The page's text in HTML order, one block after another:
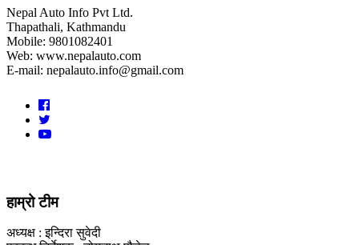
Nepal Auto Info Pvt Ltd.
Thapathali, Kathmandu
Mobile: 9801082401
Web: www.nepalauto.com
E-mail: nepalauto.info@gmail.com
हाम्रो टीम
अध्यक्ष : इन्दिरा सुवेदी